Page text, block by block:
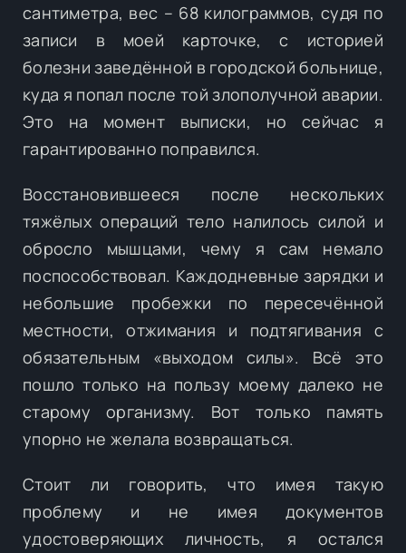
сантиметра, вес – 68 килограммов, судя по
записи в моей карточке, с историей
болезни заведённой в городской больнице,
куда я попал после той злополучной аварии.
Это на момент выписки, но сейчас я
гарантированно поправился.
Восстановившееся после нескольких
тяжёлых операций тело налилось силой и
обросло мышцами, чему я сам немало
поспособствовал. Каждодневные зарядки и
небольшие пробежки по пересечённой
местности, отжимания и подтягивания с
обязательным «выходом силы». Всё это
пошло только на пользу моему далеко не
старому организму. Вот только память
упорно не желала возвращаться.
Стоит ли говорить, что имея такую
проблему и не имея документов
удостоверяющих личность, я остался